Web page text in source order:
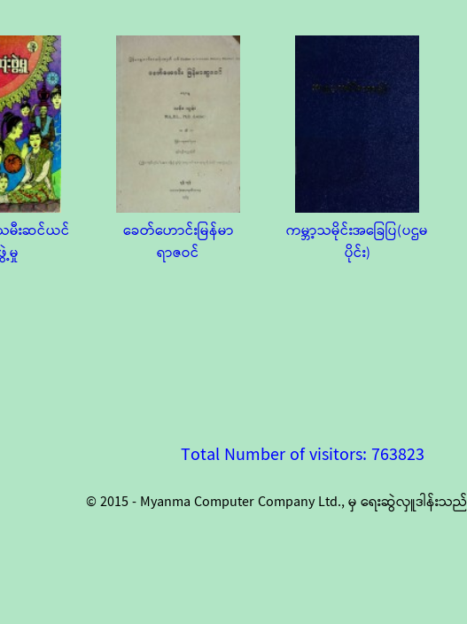
သမီးဆင်ယင်
မှု
ခေတ်ဟောင်းမြန်မာ
ရာဇဝင်
ကမ္ဘာ့သမိုင်းအခြေပြ(ပဌမ
ပိုင်း)
Total Number of visitors: 763823
© 2015 - Myanma Computer Company Ltd., မှ ရေးဆွဲလှူဒါန်းသည်